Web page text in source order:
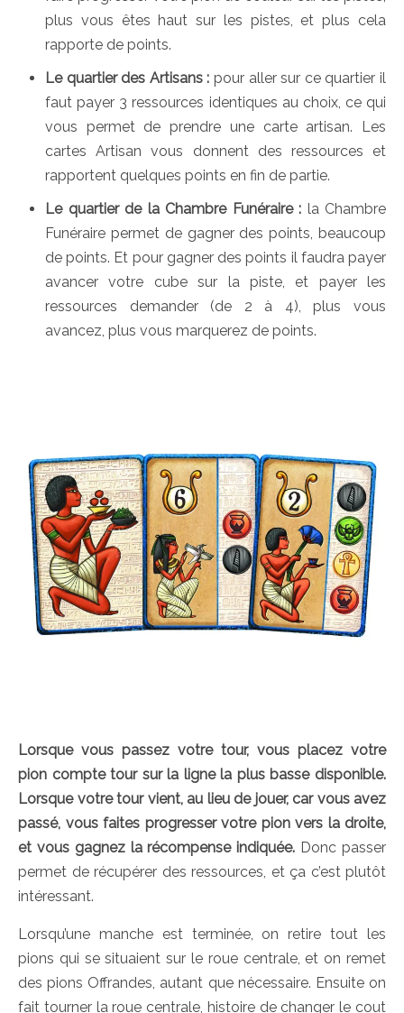
plus vous êtes haut sur les pistes, et plus cela
rapporte de points.
Le quartier des Artisans : pour aller sur ce quartier il
faut payer 3 ressources identiques au choix, ce qui
vous permet de prendre une carte artisan. Les
cartes Artisan vous donnent des ressources et
rapportent quelques points en fin de partie.
Le quartier de la Chambre Funéraire : la Chambre
Funéraire permet de gagner des points, beaucoup
de points. Et pour gagner des points il faudra payer
avancer votre cube sur la piste, et payer les
ressources demander (de 2 à 4), plus vous
avancez, plus vous marquerez de points.
Lorsque vous passez votre tour, vous placez votre
pion compte tour sur la ligne la plus basse disponible.
Lorsque votre tour vient, au lieu de jouer, car vous avez
passé, vous faites progresser votre pion vers la droite,
et vous gagnez la récompense indiquée. Donc passer
permet de récupérer des ressources, et ça c’est plutôt
intéressant.
Lorsqu’une manche est terminée, on retire tout les
pions qui se situaient sur le roue centrale, et on remet
des pions Offrandes, autant que nécessaire. Ensuite on
fait tourner la roue centrale, histoire de changer le cout